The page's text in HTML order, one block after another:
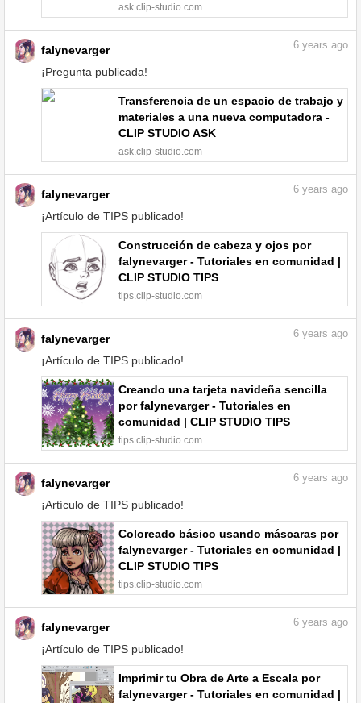
ask.clip-studio.com
falynevarger
¡Pregunta publicada!
6 years ago
Transferencia de un espacio de trabajo y
materiales a una nueva computadora -
CLIP STUDIO ASK
ask.clip-studio.com
falynevarger
¡Artículo de TIPS publicado!
6 years ago
Construcción de cabeza y ojos por
falynevarger - Tutoriales en comunidad |
CLIP STUDIO TIPS
tips.clip-studio.com
falynevarger
¡Artículo de TIPS publicado!
6 years ago
Creando una tarjeta navideña sencilla
por falynevarger - Tutoriales en
comunidad | CLIP STUDIO TIPS
tips.clip-studio.com
falynevarger
¡Artículo de TIPS publicado!
6 years ago
Coloreado básico usando máscaras por
falynevarger - Tutoriales en comunidad |
CLIP STUDIO TIPS
tips.clip-studio.com
falynevarger
¡Artículo de TIPS publicado!
6 years ago
Imprimir tu Obra de Arte a Escala por
falynevarger - Tutoriales en comunidad |